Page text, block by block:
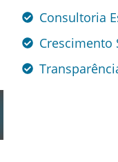
Consultoria
Crescimento